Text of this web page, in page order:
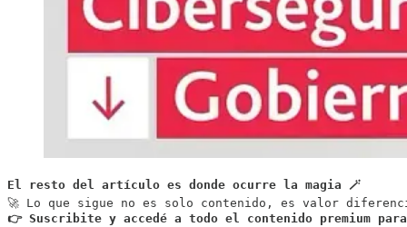
El resto del artículo es donde ocurre la magia 🪄
👉 Suscribite y accedé a todo el contenido premium